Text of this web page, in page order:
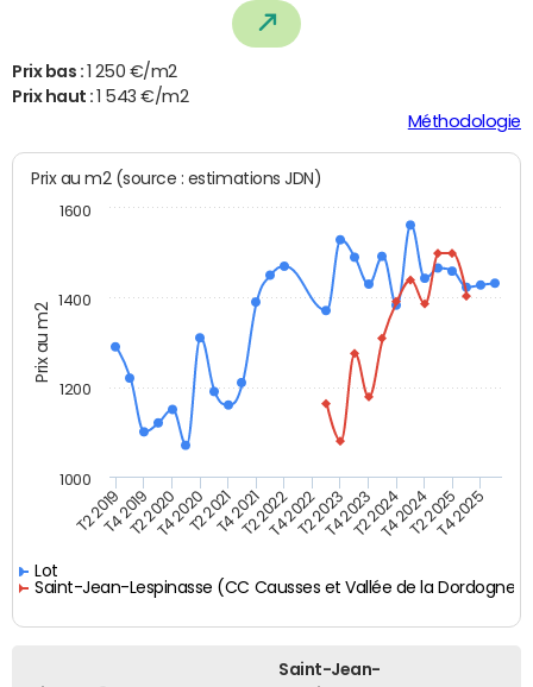
Prix bas : 1 250 €/m2
Prix haut :1 543 €/m2
Méthodologie
Prix au m2
Prix au m2 (source : estimations JDN)
Lot
Saint-Jean-Lespinasse (CC Causses et Vallée de la Dordogne)
T2 2019T4 2019T2 2020T4 2020T2 2021T4 2021T2 2022T4 2022T2 2023T4 2023T2 2024T4 2024T2 2025T4 2025
1000
1200
1400
1600
Saint-Jean-